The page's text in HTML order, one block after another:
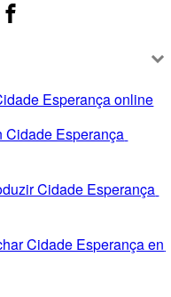
Esperança online
Cidade Esperança
Cidade Esperança
Cidade Esperança en